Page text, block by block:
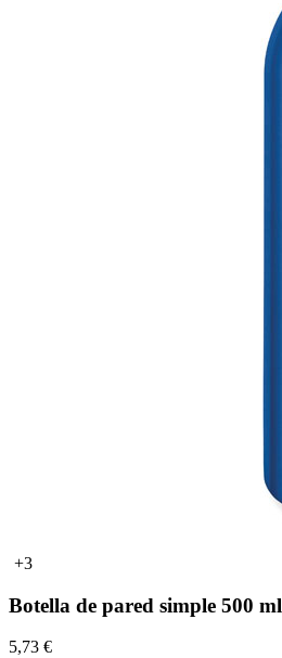
+3
Botella de pared simple 500 ml
5,73 €